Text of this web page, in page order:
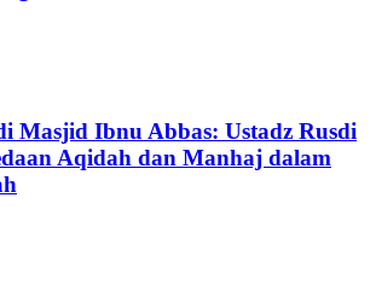
Masjid Ibnu Abbas: Ustadz Rusdi
Aqidah dan Manhaj dalam